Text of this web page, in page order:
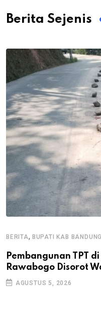
Berita Sejenis
BERITA, BUPATI KAB BANDUNG
Pembangunan TPT
Rawabogo Disorot
AGUSTUS 5, 2026